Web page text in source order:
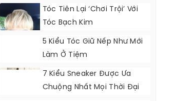
Tóc Tiên Lại ‘chơi Trội’ Với
Tóc Bạch Kim
5 Kiểu Tóc Giữ Nếp Như Mới
Làm Ở Tiệm
7 Kiểu Sneaker Được Ưa
Chuộng Nhất Mọi Thời Đại